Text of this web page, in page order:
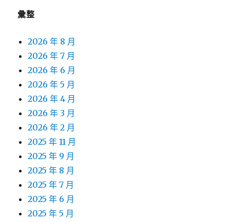
彙整
2026 年 8 月
2026 年 7 月
2026 年 6 月
2026 年 5 月
2026 年 4 月
2026 年 3 月
2026 年 2 月
2025 年 11 月
2025 年 9 月
2025 年 8 月
2025 年 7 月
2025 年 6 月
2025 年 5 月